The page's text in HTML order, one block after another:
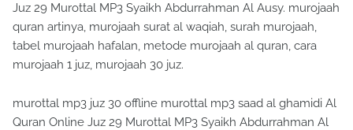
Juz 29 Murottal MP3 Syaikh Abdurrahman Al Ausy. murojaah
quran artinya, murojaah surat al waqiah, surah murojaah,
tabel murojaah hafalan, metode murojaah al quran, cara
murojaah 1 juz, murojaah 30 juz.
murottal mp3 juz 30 offline murottal mp3 saad al ghamidi Al
Quran Online Juz 29 Murottal MP3 Syaikh Abdurrahman Al